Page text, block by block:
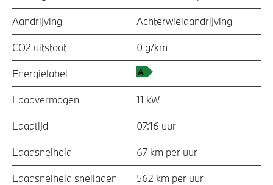
Aandrijving Achterwielaandrijving
CO2 uitstoot 0 g/km
Energielabel
Laadvermogen 11 kW
Laadtijd 07:16 uur
Laadsnelheid 67 km per uur
Laadsnelheid snelladen 562 km per uur